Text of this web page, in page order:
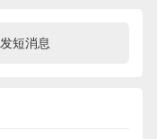
发短消息